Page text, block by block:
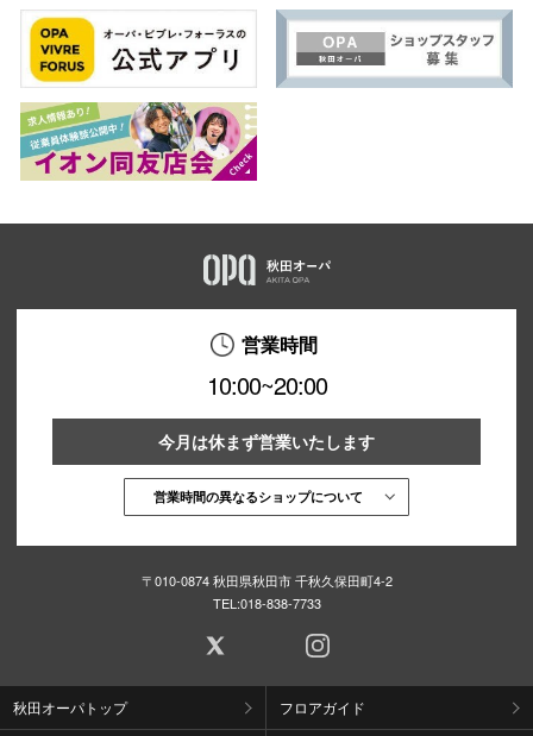
営業時間
10:00~20:00
今月は休まず営業いたします
営業時間の異なるショップについて
〒010-0874 秋田県秋田市 千秋久保田町4-2
TEL:018-838-7733
秋田オーパトップ フロアガイド